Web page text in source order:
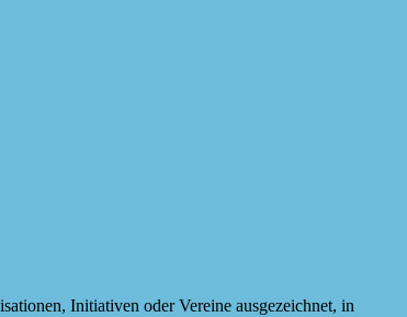
Initiativen oder Vereine ausgezeichnet, in